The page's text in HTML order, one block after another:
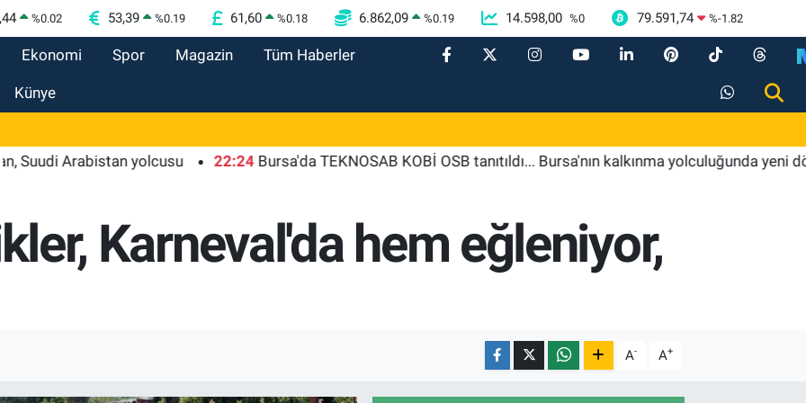
%0.02 53,39 %0.19 61,60 %0.18 6.862,09 %0.19 14.598,00 %0 79.591,74 %-1.82
Ekonomi Spor Magazin Tüm Haberler
Künye
Arabistan yolcusu 22:24 Bursa'da TEKNOSAB KOBİ OSB tanıtıldı... Bursa'nın kalkınma yolculuğunda yeni dönem
Karneval'da hem eğleniyor,
A- A+